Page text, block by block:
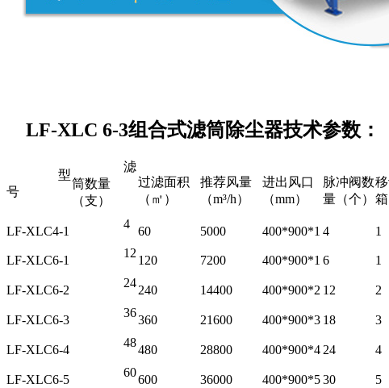
LF-XLC 6-3组合式滤筒除尘器技术参数：
型
号
滤
筒数量
（支）
过滤面积
（㎡）
推荐风量
（m³/h）
进出风口
（mm）
脉冲阀数
量（个） 箱
LF-XLC4-1
4
60 5000 400*900*1 4 1
LF-XLC6-1
12
120 7200 400*900*1 6 1
LF-XLC6-2
24
240 14400 400*900*2 12 2
LF-XLC6-3
36
360 21600 400*900*3 18 3
LF-XLC6-4
48
480 28800 400*900*4 24 4
LF-XLC6-5
60
600 36000 400*900*530 5